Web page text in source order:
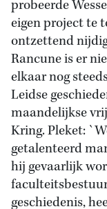
probeerde
eigen project te
ontzettend
Rancune is er
elkaar nog
Leidse
maandelijkse
Kring. Pleket:
getalenteerd
hij gevaarlijk
geschiedenis,